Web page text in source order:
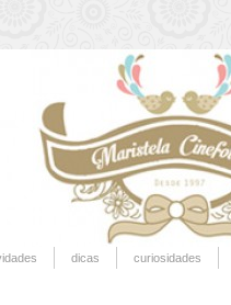
dicas curiosidades